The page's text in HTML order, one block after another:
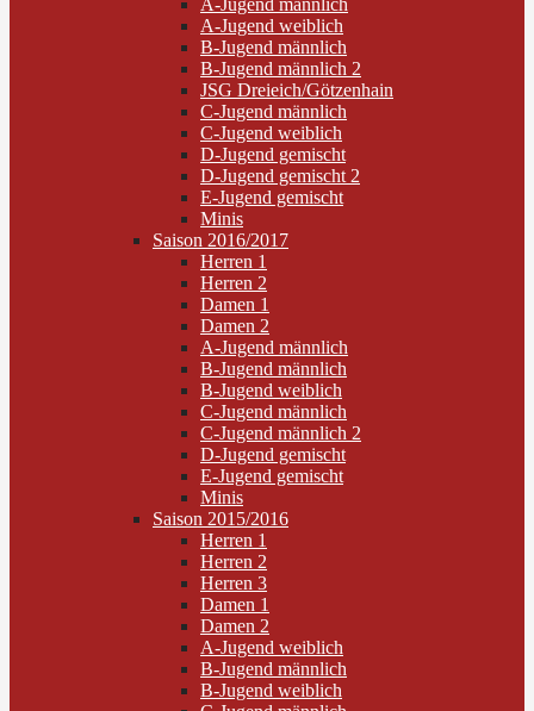
A-Jugend männlich
A-Jugend weiblich
B-Jugend männlich
B-Jugend männlich 2
JSG Dreieich/Götzenhain
C-Jugend männlich
C-Jugend weiblich
D-Jugend gemischt
D-Jugend gemischt 2
E-Jugend gemischt
Minis
Saison 2016/2017
Herren 1
Herren 2
Damen 1
Damen 2
A-Jugend männlich
B-Jugend männlich
B-Jugend weiblich
C-Jugend männlich
C-Jugend männlich 2
D-Jugend gemischt
E-Jugend gemischt
Minis
Saison 2015/2016
Herren 1
Herren 2
Herren 3
Damen 1
Damen 2
A-Jugend weiblich
B-Jugend männlich
B-Jugend weiblich